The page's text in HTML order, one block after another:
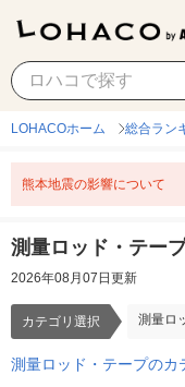
測量ロッド・テープ
LOHACOホーム 総合ラン
熊本地震の影響について
測量ロッド・テー
2026年08月07日更新
カテゴリ選択 測量ロ
測量ロッド・テープのカ